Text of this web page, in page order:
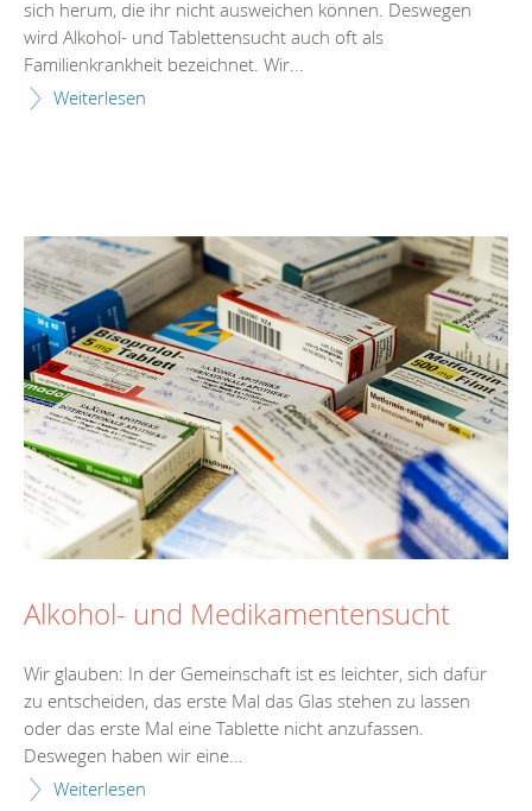
sich herum, die ihr nicht ausweichen können. Deswegen
wird Alkohol- und Tablettensucht auch oft als
Familienkrankheit bezeichnet. Wir...
Weiterlesen
Alkohol- und Medikamentensucht
Wir glauben: In der Gemeinschaft ist es leichter, sich dafür
zu entscheiden, das erste Mal das Glas stehen zu lassen
oder das erste Mal eine Tablette nicht anzufassen.
Deswegen haben wir eine...
Weiterlesen